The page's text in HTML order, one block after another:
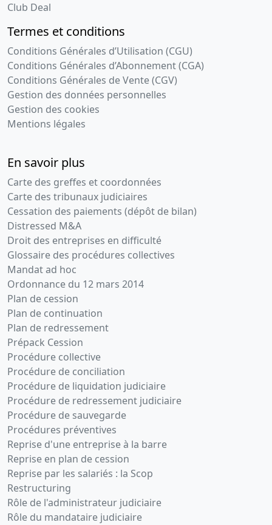
Club Deal
Termes et conditions
Conditions Générales d’Utilisation (CGU)
Conditions Générales d’Abonnement (CGA)
Conditions Générales de Vente (CGV)
Gestion des données personnelles
Gestion des cookies
Mentions légales
En savoir plus
Carte des greffes et coordonnées
Carte des tribunaux judiciaires
Cessation des paiements (dépôt de bilan)
Distressed M&A
Droit des entreprises en difficulté
Glossaire des procédures collectives
Mandat ad hoc
Ordonnance du 12 mars 2014
Plan de cession
Plan de continuation
Plan de redressement
Prépack Cession
Procédure collective
Procédure de conciliation
Procédure de liquidation judiciaire
Procédure de redressement judiciaire
Procédure de sauvegarde
Procédures préventives
Reprise d'une entreprise à la barre
Reprise en plan de cession
Reprise par les salariés : la Scop
Restructuring
Rôle de l'administrateur judiciaire
Rôle du mandataire judiciaire